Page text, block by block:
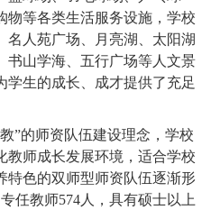
物等各类生活服务设施，学校
名人苑广场、月亮湖、太阳湖
书山学海、五行广场等人文景
学生的成长、成才提供了充足
的师资队伍建设理念，学校
教师成长发展环境，适合学校
特色的双师型师资队伍逐渐形
任教师574人，具有硕士以上